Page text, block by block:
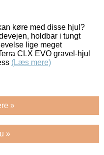
køre med disse hjul?
holdbar i tungt
lige meget
CLX EVO gravel-hjul
(Læs mere)
»
»